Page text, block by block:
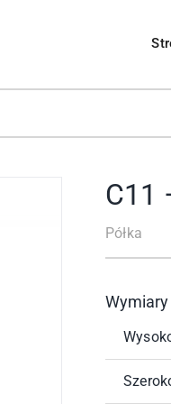
Jadalnia
Biuro
Przedpokój
C11
Półka